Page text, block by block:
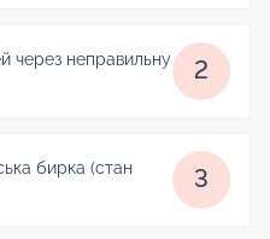
через неправильну
2
бирка (стан
3